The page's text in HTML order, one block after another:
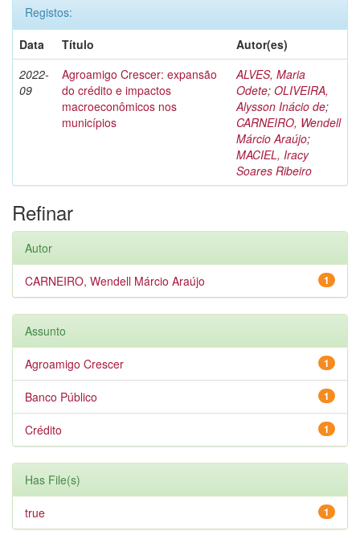
Registos:
Data
Título
Autor(es)
2022-
09
Agroamigo Crescer: expansão
do crédito e impactos
macroeconômicos nos
municípios
ALVES, Maria
Odete; OLIVEIRA,
Alysson Inácio de;
CARNEIRO, Wendell
Márcio Araújo;
MACIEL, Iracy
Soares Ribeiro
Refinar
Autor
1
CARNEIRO, Wendell Márcio Araújo
Assunto
1
Agroamigo Crescer
1
Banco Público
1
Crédito
Has File(s)
1
true